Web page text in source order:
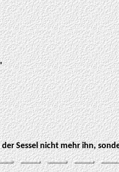
Sessel nicht mehr ihn,